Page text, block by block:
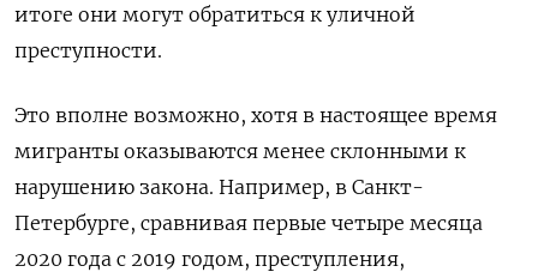
итоге они могут обратиться к уличной
преступности.
Это вполне возможно, хотя в настоящее время
мигранты оказываются менее склонными к
нарушению закона. Например, в Санкт-
Петербурге, сравнивая первые четыре месяца
2020 года с 2019 годом, преступления,